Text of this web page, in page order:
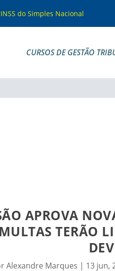
do Simples Nacional
CURSOS DE GESTÃO
APROVA
TERÃO
Alexandre Marques | 13 jun,